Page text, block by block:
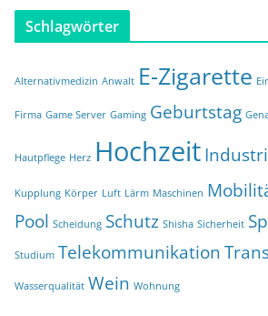
Schlagwörter
Alternativmedizin Anwalt E-Zigarette
Firma Game Server Gaming Geburtstag
Hautpflege Herz Hochzeit
Kupplung Körper Luft Lärm Maschinen
Pool Scheidung Schutz Shisha Sicherheit
Studium Telekommunikation
Wasserqualität Wein Wohnung